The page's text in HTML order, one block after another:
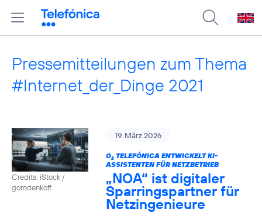
Pressemitteilungen zum Thema
#Internet_der_Dinge 2021
Credits: iStock /
gorodenkoff
19. März 2026
O2TELEFÓNICA ENTWICKELT KI-
ASSISTENTEN FÜR NETZBETRIEB
„NOA“ ist digitaler
Sparringspartner für
Netzingenieure